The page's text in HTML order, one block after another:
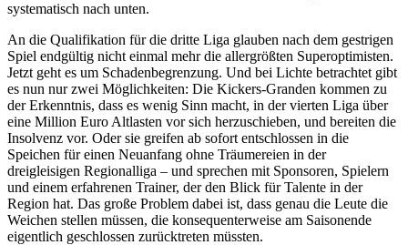
systematisch nach unten.
An die Qualifikation für die dritte Liga glauben nach dem gestrigen
Spiel endgültig nicht einmal mehr die allergrößten Superoptimisten.
Jetzt geht es um Schadenbegrenzung. Und bei Lichte betrachtet gibt
es nun nur zwei Möglichkeiten: Die Kickers-Granden kommen zu
der Erkenntnis, dass es wenig Sinn macht, in der vierten Liga über
eine Million Euro Altlasten vor sich herzuschieben, und bereiten die
Insolvenz vor. Oder sie greifen ab sofort entschlossen in die
Speichen für einen Neuanfang ohne Träumereien in der
dreigleisigen Regionalliga – und sprechen mit Sponsoren, Spielern
und einem erfahrenen Trainer, der den Blick für Talente in der
Region hat. Das große Problem dabei ist, dass genau die Leute die
Weichen stellen müssen, die konsequenterweise am Saisonende
eigentlich geschlossen zurücktreten müssten.